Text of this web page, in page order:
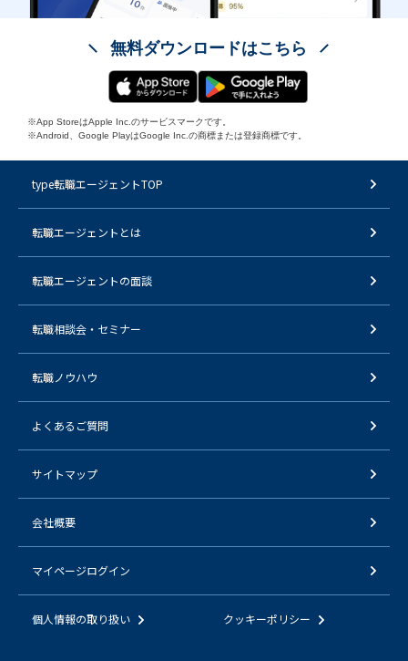
無料ダウンロードはこちら
※App StoreはApple Inc.のサービスマークです。
※Android、Google PlayはGoogle Inc.の商標または登録商標です。
type転職エージェントTOP
転職エージェントとは
転職エージェントの面談
転職相談会・セミナー
転職ノウハウ
よくあるご質問
サイトマップ
会社概要
マイページログイン
個人情報の取り扱い クッキーポリシー